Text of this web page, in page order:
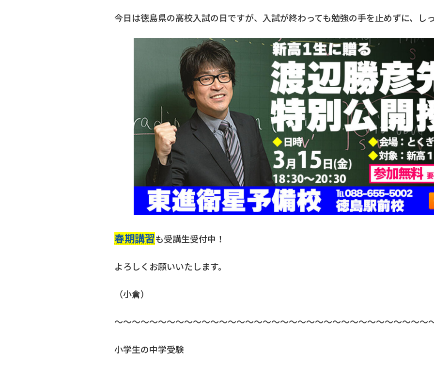
今日は徳島県の高校入試の日ですが、入試が終わっても勉強の手を止めずに、し
春期講習も受講生受付中！
よろしくお願いいたします。
（小倉）
～～～～～～～～～～～～～～～～～～～～～～～～～～～～～～～～～～～～
小学生の中学受験